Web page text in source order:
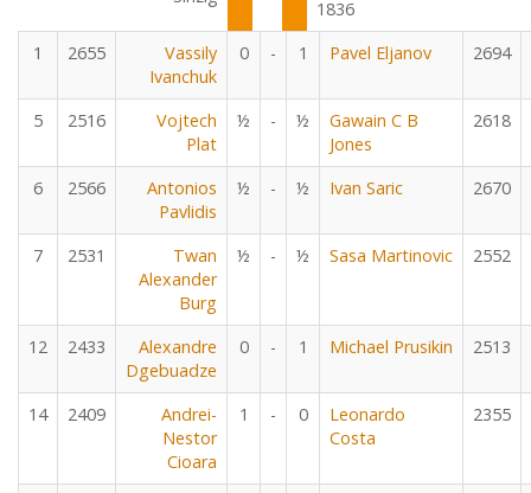
1836
1
2655
Vassily
Ivanchuk
0 - 1 Pavel Eljanov 2694
5 2516
Vojtech
Plat
½ - ½
Gawain C B
Jones
2618
6 2566
Antonios
Pavlidis
½ - ½ Ivan Saric 2670
7 2531
Twan
Alexander
Burg
½ - ½ Sasa Martinovic 2552
12 2433
Alexandre
Dgebuadze
0 - 1 Michael Prusikin 2513
14 2409
Andrei-
Nestor
Cioara
1 - 0
Leonardo
Costa
2355